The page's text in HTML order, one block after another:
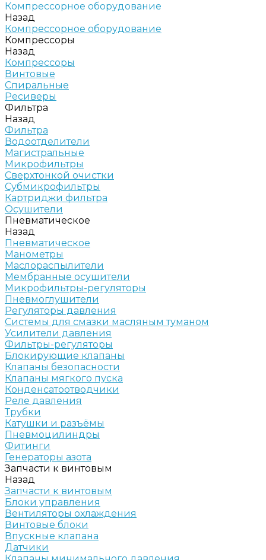
Компрессорное оборудование
Назад
Компрессорное оборудование
Компрессоры
Назад
Компрессоры
Винтовые
Спиральные
Ресиверы
Фильтра
Назад
Фильтра
Водоотделители
Магистральные
Микрофильтры
Сверхтонкой очистки
Субмикрофильтры
Картриджи фильтра
Осушители
Пневматическое
Назад
Пневматическое
Манометры
Маслораспылители
Мембранные осушители
Микрофильтры-регуляторы
Пневмоглушители
Регуляторы давления
Системы для смазки масляным туманом
Усилители давления
Фильтры-регуляторы
Блокирующие клапаны
Клапаны безопасности
Клапаны мягкого пуска
Конденсатоотводчики
Реле давления
Трубки
Катушки и разъёмы
Пневмоцилиндры
Фитинги
Генераторы азота
Запчасти к винтовым
Назад
Запчасти к винтовым
Блоки управления
Вентиляторы охлаждения
Винтовые блоки
Впускные клапана
Датчики